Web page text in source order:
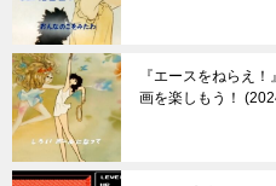
『エースをねらえ
画を楽しもう！